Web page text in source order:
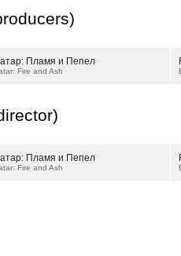
Пламя и Пепел
Fire and Ash
Пламя и Пепел
Fire and Ash